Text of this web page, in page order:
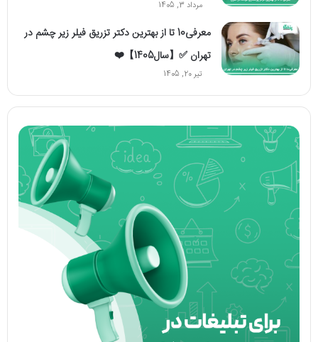
مرداد 3, 1405
معرفی10 تا از بهترین دکتر تزریق فیلر زیر چشم در
تهران ✅【سال1405】❤️
تیر 20, 1405